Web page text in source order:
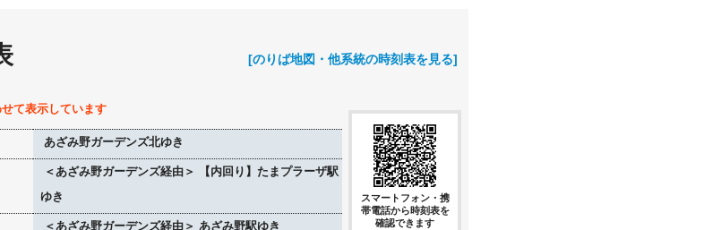
[のりば地図・他系統の時刻表を見る]
て表示しています
あざみ野ガーデンズ北ゆき
＜あざみ野ガーデンズ経由＞ 【内回り】たまプラーザ駅
ゆき
＜あざみ野ガーデンズ経由＞ あざみ野駅ゆき
スマートフォン・携
帯電話から時刻表を
確認できます